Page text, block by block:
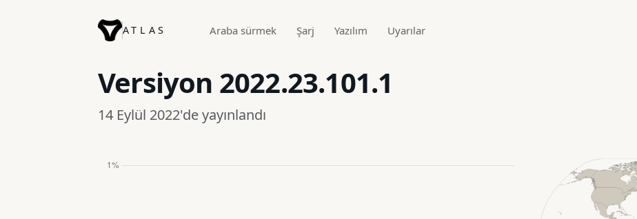
ATLAS Araba sürmek Şarj Yazılım Uyarılar
Versiyon 2022.23.101.1
14 Eylül 2022'de yayınlandı